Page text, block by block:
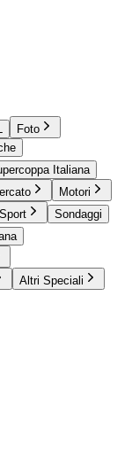
Foto
Italiana
Motori
Sondaggi
Altri Speciali